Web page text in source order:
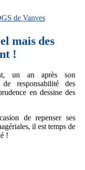
de Vanves
mais des
!
un an après son
responsabilité des
en dessine des
de repenser ses
il est temps de
!